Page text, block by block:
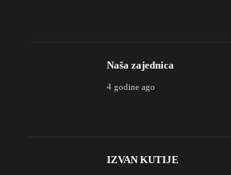
Naša zajednica
4 godine ago
IZVAN KUTIJE